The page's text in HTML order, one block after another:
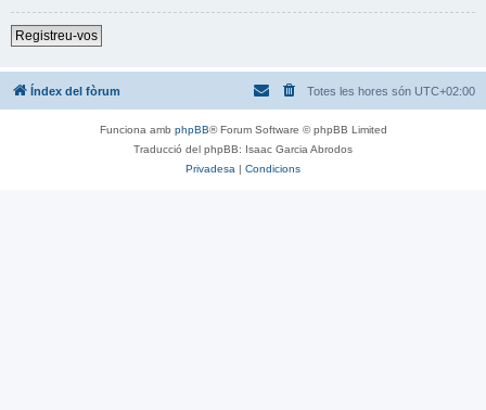
Registreu-vos
Índex del fòrum Totes les hores són UTC+02:00
Funciona amb phpBB® Forum Software © phpBB Limited
Traducció del phpBB: Isaac Garcia Abrodos
Privadesa
Condicions